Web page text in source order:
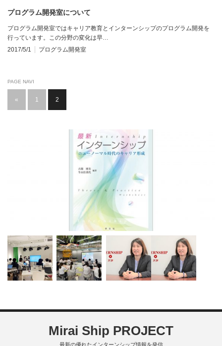
プログラム開発室について
プログラム開発室ではキャリア教育とインターンシップのプログラム開発を
行っています。この分野の変化は早…
2017/5/1
プログラム開発室
PAGE NAVI
« 1 2
Mirai Ship PROJECT
最新の優れたインターンシップ情報を発信